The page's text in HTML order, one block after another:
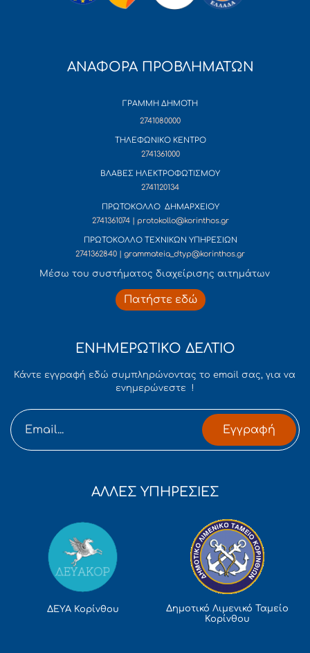
ΑΝΑΦΟΡΑ ΠΡΟΒΛΗΜΑΤΩΝ
ΓΡΑΜΜΗ ΔΗΜΟΤΗ
2741080000
ΤΗΛΕΦΩΝΙΚΟ ΚΕΝΤΡΟ
2741361000
ΒΛΑΒΕΣ ΗΛΕΚΤΡΟΦΩΤΙΣΜΟΥ
2741120134
ΠΡΩΤΟΚΟΛΛΟ ΔΗΜΑΡΧΕΙΟΥ
2741361074 | protokollo@korinthos.gr
ΠΡΩΤΟΚΟΛΛΟ ΤΕΧΝΙΚΩΝ ΥΠΗΡΕΣΙΩΝ
2741362840 | grammateia_dtyp@korinthos.gr
Mέσω του συστήματος διαχείρισης αιτημάτων
Πατήστε εδώ
ΕΝΗΜΕΡΩΤΙΚΟ ΔΕΛΤΙΟ
Κάντε εγγραφή εδώ συμπληρώνοντας το email σας, για να
ενημερώνεστε !
Εγγραφή
ΑΛΛΕΣ ΥΠΗΡΕΣΙΕΣ
ΔΕΥΑ Κορίνθου
Δημοτικό Λιμενικό Ταμείο
Κορίνθου